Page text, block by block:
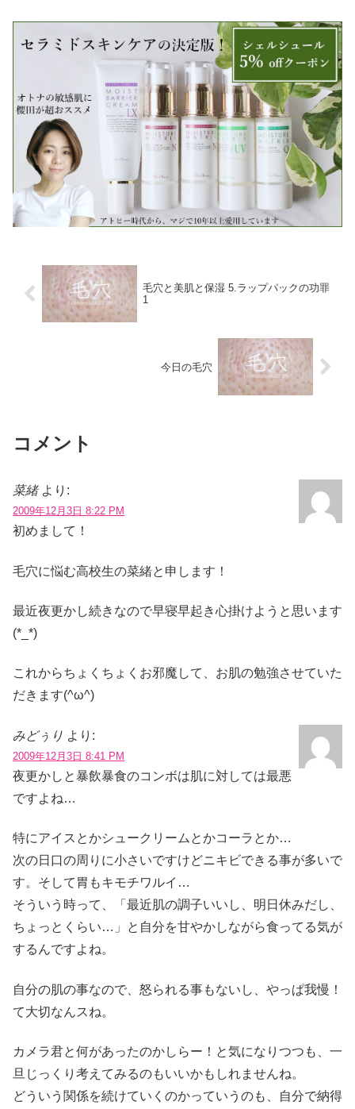
毛穴と美肌と保湿 5.ラップパックの功罪
1
今日の毛穴
コメント
菜緒 より:
2009年12月3日 8:22 PM
初めまして！
毛穴に悩む高校生の菜緒と申します！
最近夜更かし続きなので早寝早起き心掛けようと思います
(*_*)
これからちょくちょくお邪魔して、お肌の勉強させていた
だきます(^ω^)
みどぅり より:
2009年12月3日 8:41 PM
夜更かしと暴飲暴食のコンボは肌に対しては最悪
ですよね…
特にアイスとかシュークリームとかコーラとか…
次の日口の周りに小さいですけどニキビできる事が多いで
す。そして胃もキモチワルイ…
そういう時って、「最近肌の調子いいし、明日休みだし、
ちょっとくらい…」と自分を甘やかしながら食ってる気が
するんですよね。
自分の肌の事なので、怒られる事もないし、やっぱ我慢！
て大切なんスね。
カメラ君と何があったのかしらー！と気になりつつも、一
旦じっくり考えてみるのもいいかもしれませんね。
どういう関係を続けていくのかっていうのも、自分で納得